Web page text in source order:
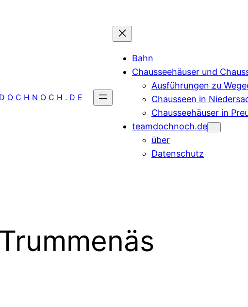
O C H N O C H . D E
Bahn
Chausseehäuser und
Ausführungen zu
Chausseen in
Chausseehäuser in
teamdochnoch.de
über
Datenschutz